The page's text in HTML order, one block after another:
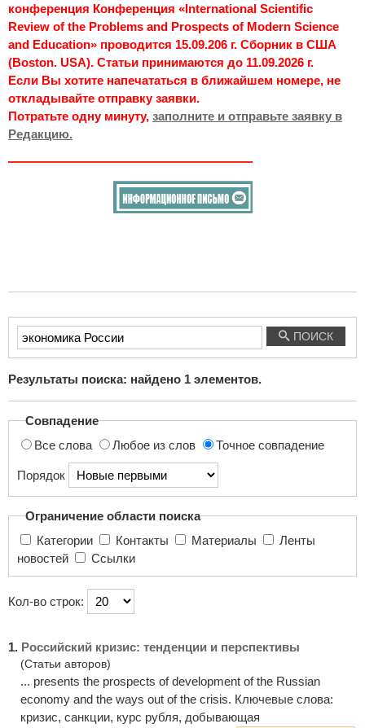
конференция Конференция «International Scientific
Review of the Problems and Prospects of Modern Science
and Education» проводится 15.09.206 г. Сборник в США
(Boston. USA). Статьи принимаются до 11.09.2026 г.
Если Вы хотите напечататься в ближайшем номере, не
откладывайте отправку заявки.
Потратьте одну минуту, заполните и отправьте заявку в
Редакцию.
Введите
текст
поиска...
ПОИСК
Результаты поиска: найдено 1 элементов.
Совпадение
Все слова
Любое из слов Точное совпадение
Порядок
Ограничение области поиска
Категории
Контакты Материалы
новостей
Ссылки
Кол-во строк:
1. Российский кризис: тенденции и перспективы
(Статьи авторов)
... presents the prospects of development of the Russian
economy and the ways out of the crisis. Ключевые слова:
кризис, санкции, курс рубля, добывающая